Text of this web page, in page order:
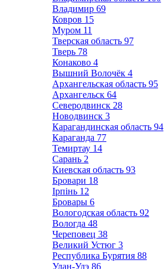
Владимир 69
Ковров 15
Муром 11
Тверская область 97
Тверь 78
Конаково 4
Вышний Волочёк 4
Архангельская область 95
Архангельск 64
Северодвинск 28
Новодвинск 3
Карагандинская область 94
Караганда 77
Темиртау 14
Сарань 2
Киевская область 93
Бровари 18
Ірпінь 12
Бровары 6
Вологодская область 92
Вологда 48
Череповец 38
Великий Устюг 3
Республика Бурятия 88
Улан-Удэ 86